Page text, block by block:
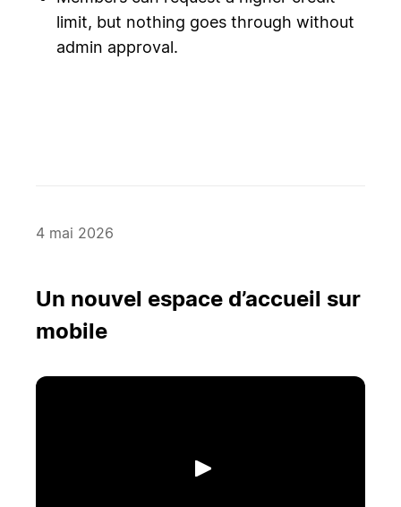
limit, but nothing goes through without
admin approval.
4 mai 2026
Un nouvel espace d’accueil sur
mobile
Lecture